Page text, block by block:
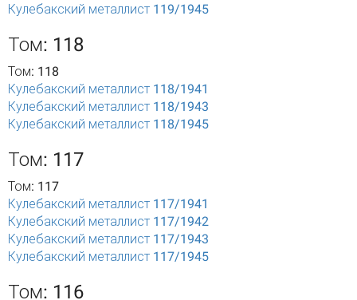
Кулебакский металлист 119/1945
Том: 118
Том: 118
Кулебакский металлист 118/1941
Кулебакский металлист 118/1943
Кулебакский металлист 118/1945
Том: 117
Том: 117
Кулебакский металлист 117/1941
Кулебакский металлист 117/1942
Кулебакский металлист 117/1943
Кулебакский металлист 117/1945
Том: 116